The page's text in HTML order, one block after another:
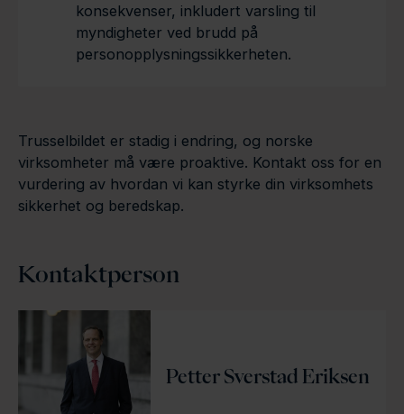
konsekvenser, inkludert varsling til
myndigheter ved brudd på
personopplysningssikkerheten.
Trusselbildet er stadig i endring, og norske
virksomheter må være proaktive. Kontakt oss for en
vurdering av hvordan vi kan styrke din virksomhets
sikkerhet og beredskap.
Kontaktperson
Petter Sverstad Eriksen